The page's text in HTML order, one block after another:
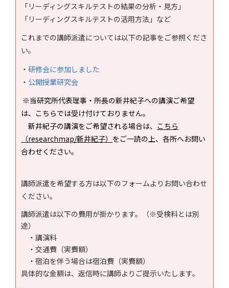
「リーディングスキルテストの結果の分析・見方」
「リーディングスキルテストの活用方法」など
これまでの講師派遣については以下の記事をご参照くださ
い。
・ 研修会に参加しました
・ 公開授業研究会
※当研究所代表理事・所長の新井紀子への講演ご希望
は、こちらでは受け付けておりません。
新井紀子の講演をご希望される場合は、 こちら
（researchmap/新井紀子） をご一読の上、各所へお問い
合わせください。
講師派遣を希望する方は以下のフォームよりお問い合わせ
ください。
講師派遣は以下の費用が掛かります。（※受検料とは別
途）
・講演料
・交通費（実費額）
・宿泊を伴う場合は宿泊費（実費額）
具体的な金額は、返信時に講師よりご提示いたします。